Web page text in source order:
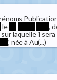
le ,
laquelle il sera
, née à Au(...)